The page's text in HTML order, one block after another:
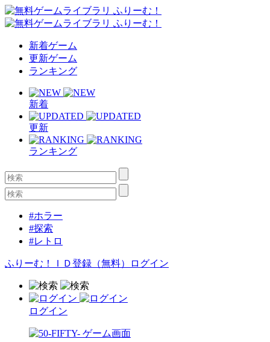
新着ゲーム
更新ゲーム
ランキング
新着
更新
ランキング
#ホラー
#探索
#レトロ
ふりーむ！ＩＤ登録（無料） ログイン
ログイン